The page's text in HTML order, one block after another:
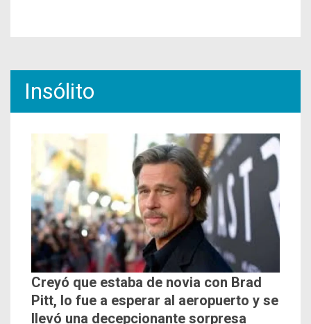
Insólito
Creyó que estaba de novia con Brad
Pitt, lo fue a esperar al aeropuerto y se
llevó una decepcionante sorpresa